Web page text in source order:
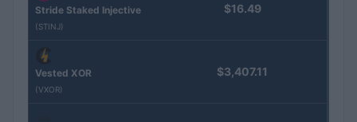
Stride Staked Injective
(STINJ)
$16.49
Vested XOR
(VXOR)
$3,407.11